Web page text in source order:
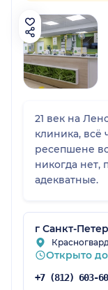
21 век на
клиника, всё чистенько, аккуратненько, на
ресепшене
никогда
адекватные.
г Санкт-
Открыто до